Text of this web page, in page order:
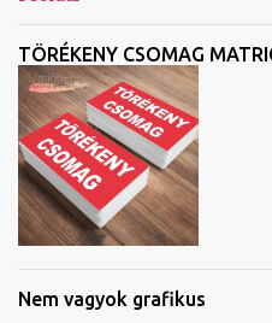
TÖRÉKENY CSOMAG
Nem vagyok grafikus